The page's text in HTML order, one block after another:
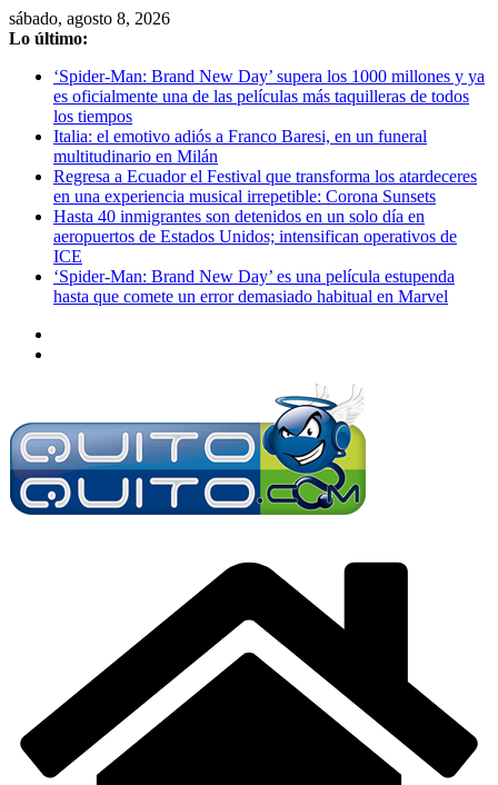
Saltar
al
sábado, agosto 8, 2026
Lo último:
‘Spider-Man: Brand New Day’ supera los 1000 millones y ya
es oficialmente una de las películas más taquilleras de todos
los tiempos
Italia: el emotivo adiós a Franco Baresi, en un funeral
multitudinario en Milán
Regresa a Ecuador el Festival que transforma los atardeceres
en una experiencia musical irrepetible: Corona Sunsets
Hasta 40 inmigrantes son detenidos en un solo día en
aeropuertos de Estados Unidos; intensifican operativos de
ICE
‘Spider-Man: Brand New Day’ es una película estupenda
hasta que comete un error demasiado habitual en Marvel